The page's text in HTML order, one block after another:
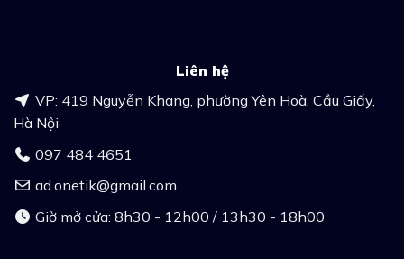
Liên hệ
VP: 419 Nguyễn Khang, phường Yên Hoà, Cầu Giấy,
Hà Nội
097 484 4651
ad.onetik@gmail.com
Giờ mở cửa: 8h30 - 12h00 / 13h30 - 18h00